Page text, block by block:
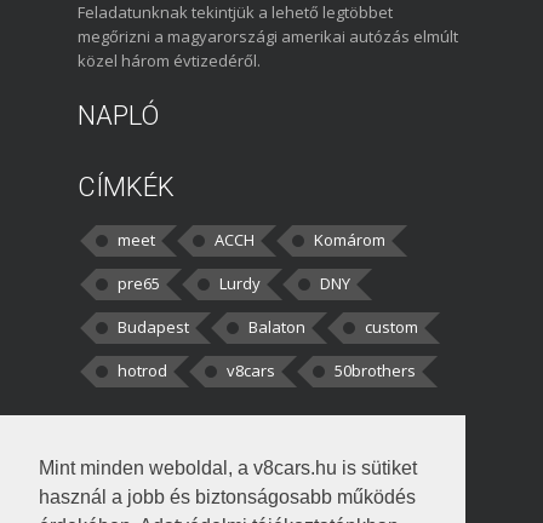
Mint minden weboldal, a v8cars.hu is sütiket
használ a jobb és biztonságosabb működés
Feladatunknak tekintjük a lehető legtöbbet
megőrizni a magyarországi amerikai autózás elmúlt
közel három évtizedéről.
NAPLÓ
CÍMKÉK
meet ACCH
Komárom
pre65
Lurdy
DNY
Budapest
Balaton
custom
hotrod
v8cars 50brothers
kortisz:Elszúrtam! Én csak két
darabbaal számoltam. Nem tudtam, hogy fél autót,